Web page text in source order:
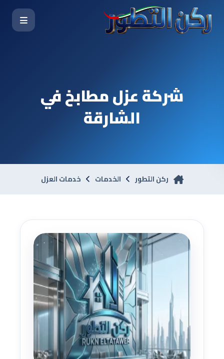
شركة عزل مطابخ في
الشارقة
ركن التطور الخدمات خدمات العزل